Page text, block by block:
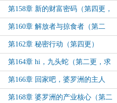
求订阅)
第158章 新的财富密码（第四更，
求订阅）
第160章 解放者与掠食者（第二
更，求订阅）
第162章 秘密行动（第四更）
第164章 hi，九头蛇（第二更，求
订阅）
第166章 回家吧，婆罗洲的主人
（第四更，求订阅）
第168章 婆罗洲的产业核心（第二